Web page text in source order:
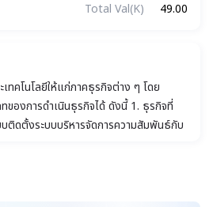
Total Val(K) 49.00
ทคโนโลยีให้แก่ภาคธุรกิจต่าง ๆ โดย
ของการดำเนินธุรกิจได้ ดังนี้ 1. ธุรกิจที่
ติดตั้งระบบบริหารจัดการความสัมพันธ์กับ
ออกแบบติดตั้งระบบวางแผนทรัพยากร